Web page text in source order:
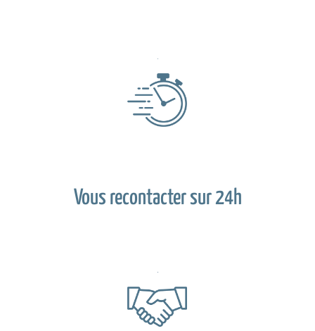
Vous recontacter sur 24h